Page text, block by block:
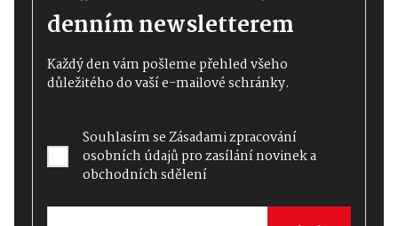
denním newsletterem
Každý den vám pošleme přehled všeho
důležitého do vaší e-mailové schránky.
Souhlasím seZásadami zpracování
osobních údajůpro zasílání novinek a
obchodních sdělení